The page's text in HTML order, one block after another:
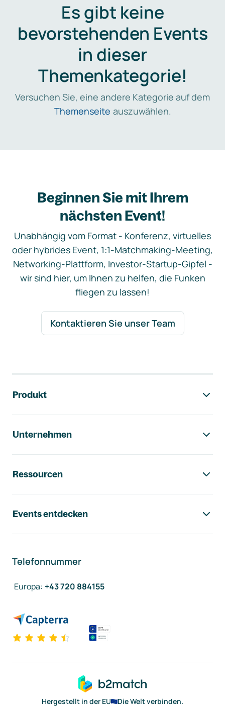
Es gibt keine
bevorstehenden Events
in dieser
Themenkategorie!
Versuchen Sie, eine andere Kategorie auf dem
Themenseite auszuwählen.
Beginnen Sie mit Ihrem
nächsten Event!
Unabhängig vom Format - Konferenz, virtuelles
oder hybrides Event, 1:1-Matchmaking-Meeting,
Networking-Plattform, Investor-Startup-Gipfel -
wir sind hier, um Ihnen zu helfen, die Funken
fliegen zu lassen!
Kontaktieren Sie unser Team
Produkt
Unternehmen
Ressourcen
Events entdecken
Telefonnummer
Europa: +43 720 884155
Hergestellt in der EU
Die Welt verbinden.